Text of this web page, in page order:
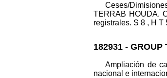
Ceses/
TERRAB HOUDA.
registrales. S 8 , H T
182931 - GROUP
Ampliación de
nacional e